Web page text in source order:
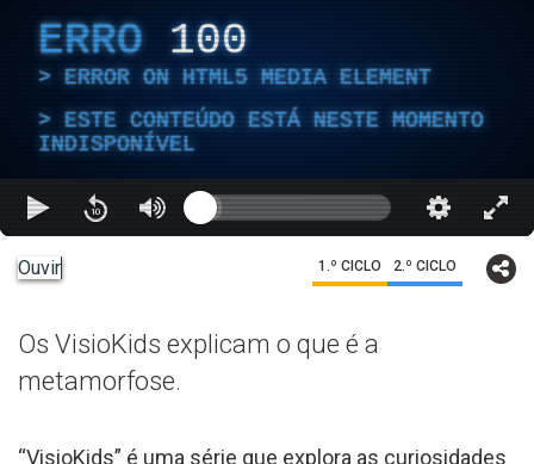
ERRO 100
ERROR ON HTML5 MEDIA ELEMENT
ESTE CONTEÚDO ESTÁ NESTE MOMENTO
INDISPONÍVEL
Ouvir 1.º CICLO 2.º CICLO
Os VisioKids explicam o que é a
metamorfose.
“VisioKids” é uma série que explora as curiosidades